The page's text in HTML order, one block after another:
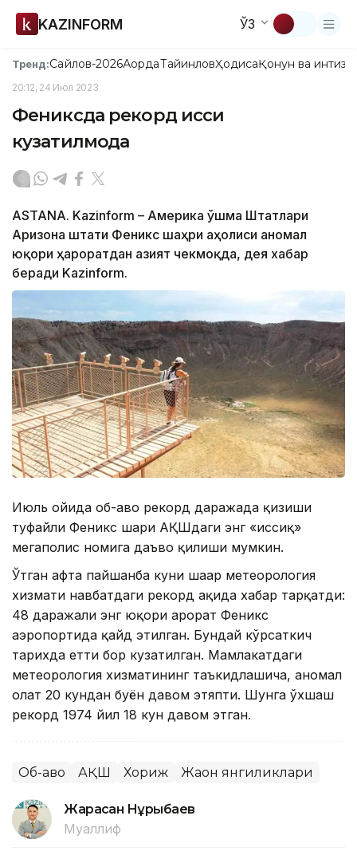
KAZINFORM ЎЗ
Тренд:Сайлов-2026АқордаТайинловҲодисаҚонун ва
20:12, 24 Июл 2023
Фениксда рекорд иссиқ
кузатилмоқда
ASTANA. Kazinform – Америка Қўшма Штатлари
Аризона штати Феникс шаҳри аҳолиси аномал
юқори ҳароратдан азият чекмоқда, дея хабар
беради Kazinform.
Июль ойида об-ҳаво рекорд даражада қизиши
туфайли Феникс шаҳри АҚШдаги энг «иссиқ»
мегаполис номига даъво қилиши мумкин.
Ўтган ҳафта пайшанба куни шаҳар метеорология
хизмати навбатдаги рекорд ҳақида хабар тарқатди:
48 даражали энг юқори ҳарорат Феникс
аэропортида қайд этилган. Бундай кўрсаткич
тарихда етти бор кузатилган. Мамлакатдаги
метеорология хизматининг таъкидлашича, аномал
ҳолат 20 кундан буён давом этяпти. Шунга ўхшаш
рекорд 1974 йил 18 кун давом этган.
Об-ҳаво АҚШ Хориж Жаҳон янгиликлари
Жарасқан Нұрыбаев
Муаллиф